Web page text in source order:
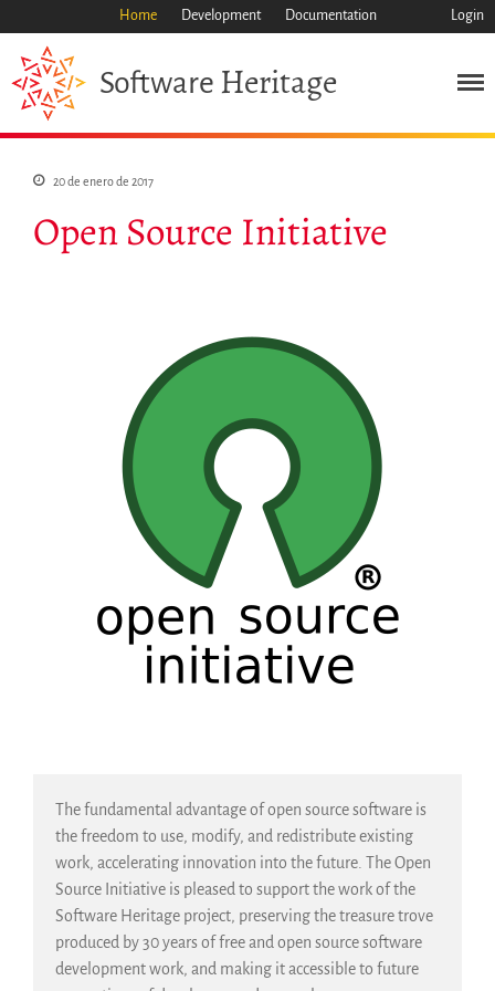
Patrimonio
Enfoque
Salvar código ya
Código científico
Porque hay que salvarlo
Como salvarlo (HOWTO)
Código historico
SWH Acquisition Process
Software Stories
Extensiones de navegador
Hacer una donación
Usarios
Grants
Apoyo
Patrocinadores
Miembros
Home Development Documentation Login
Software Heritage
20 de enero de 2017
Open Source Initiative
The fundamental advantage of open source software is
the freedom to use, modify, and redistribute existing
work, accelerating innovation into the future. The Open
Source Initiative is pleased to support the work of the
Software Heritage project, preserving the treasure trove
produced by 30 years of free and open source software
development work, and making it accessible to future